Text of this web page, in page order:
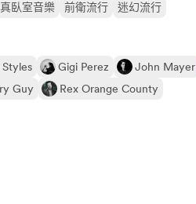
臥室音樂 前衛流行 迷幻流行
Gigi Perez John Mayer
Guy Rex Orange County